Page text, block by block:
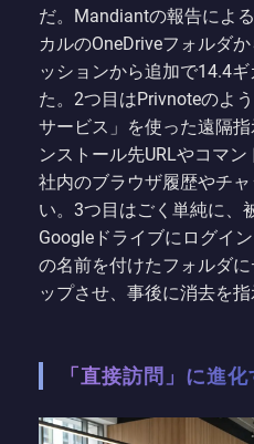
だ。Mandiantの報告によ
カルのOneDriveフォルダ
ッションから追加で14.4
た。2つ目はPrivnoteのよ
サービス」を使った遠隔
ンストール先URLやコマン
社内のブラウザ履歴やチ
い。3つ目はごく単純に、
Googleドライブにログイ
の名前を付けたフォルダ
ップさせ、事後に消去を指
「直接訪問」に進